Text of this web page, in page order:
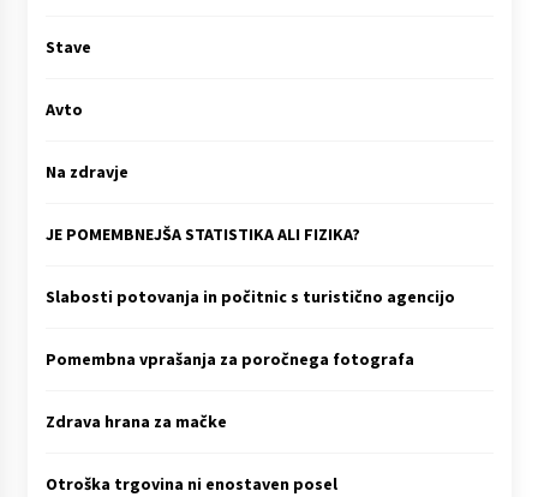
Stave
Avto
Na zdravje
JE POMEMBNEJŠA STATISTIKA ALI FIZIKA?
Slabosti potovanja in počitnic s turistično agencijo
Pomembna vprašanja za poročnega fotografa
Zdrava hrana za mačke
Otroška trgovina ni enostaven posel